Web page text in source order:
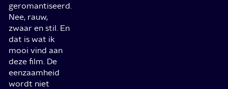
geromantiseerd.
Nee, rauw,
zwaar en stil. En
dat is wat ik
mooi vind aan
deze film. De
eenzaamheid
wordt niet